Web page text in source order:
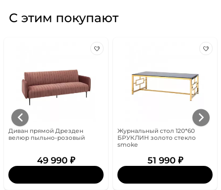
С этим покупают
Диван прямой Дрезден
велюр пыльно-розовый
49 990 ₽
Журнальный стол 120*60
БРУКЛИН золото стекло
smoke
51 990 ₽